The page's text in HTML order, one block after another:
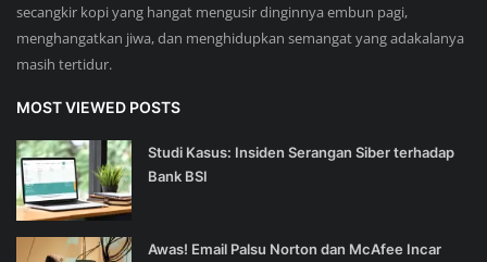
secangkir kopi yang hangat mengusir dinginnya embun pagi,
menghangatkan jiwa, dan menghidupkan semangat yang adakalanya
masih tertidur.
MOST VIEWED POSTS
Studi Kasus: Insiden Serangan Siber terhadap
Bank BSI
Awas! Email Palsu Norton dan McAfee Incar